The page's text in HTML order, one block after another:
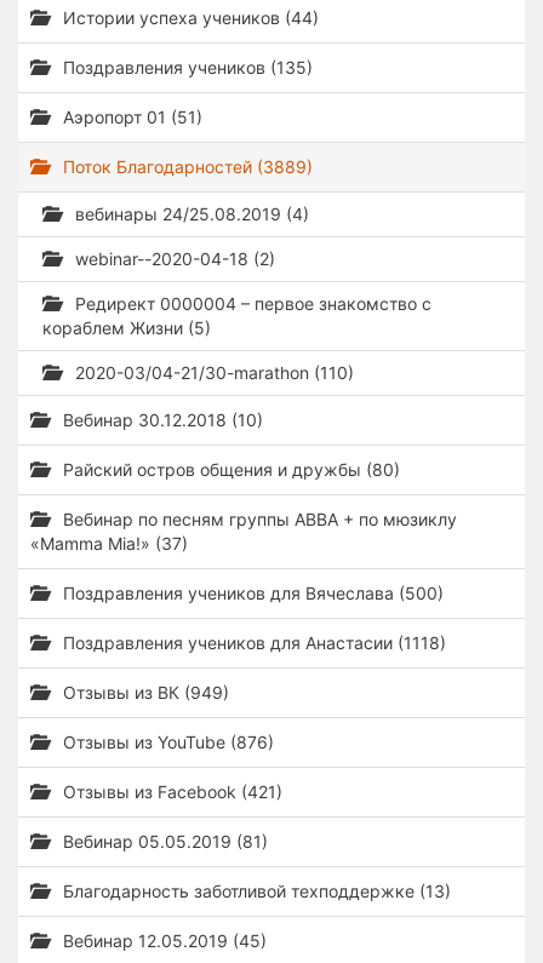
Истории успеха учеников (44)
Поздравления учеников (135)
Аэропорт 01 (51)
Поток Благодарностей (3889)
вебинары 24/25.08.2019 (4)
webinar--2020-04-18 (2)
Редирект 0000004 – первое знакомство с
кораблем Жизни (5)
2020-03/04-21/30-marathon (110)
Вебинар 30.12.2018 (10)
Райский остров общения и дружбы (80)
Вебинар по песням группы ABBA + по мюзиклу
«Mamma Mia!» (37)
Поздравления учеников для Вячеслава (500)
Поздравления учеников для Анастасии (1118)
Отзывы из ВК (949)
Отзывы из YouTube (876)
Отзывы из Facebook (421)
Вебинар 05.05.2019 (81)
Благодарность заботливой техподдержке (13)
Вебинар 12.05.2019 (45)